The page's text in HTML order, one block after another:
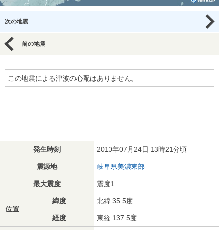
次の地震
前の地震
この地震による津波の心配はありません。
発生時刻 2010年07月24日 13時21分頃
震源地 岐阜県美濃東部
最大震度 震度1
位置
緯度 北緯 35.5度
経度 東経 137.5度